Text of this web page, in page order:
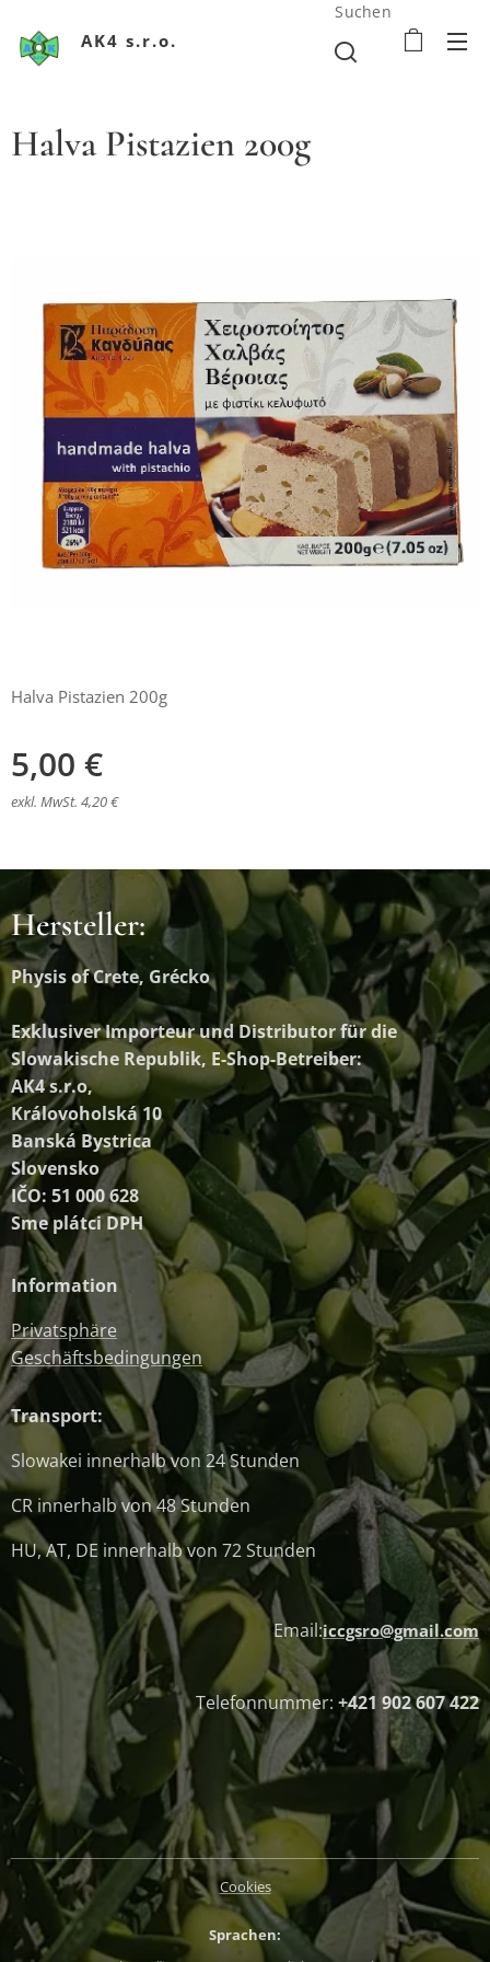
AK4 s.r.o.
Suchen
Halva Pistazien 200g
Halva Pistazien 200g
5,00 €
exkl. MwSt. 4,20 €
Hersteller:
Physis of Crete, Grécko
Exklusiver Importeur und Distributorfür die
Slowakische Republik, E-Shop-Betreiber:
AK4 s.r.o,
Královoholská 10
Banská Bystrica
Slovensko
IČO: 51 000 628
Sme plátci DPH
Information
Privatsphäre
Geschäftsbedingungen
Transport:
Slowakei innerhalb von 24 Stunden
CR innerhalb von 48 Stunden
HU, AT, DE innerhalb von 72 Stunden
Email:iccgsro@gmail.com
Telefonnummer: +421 902 607 422
Cookies
Sprachen